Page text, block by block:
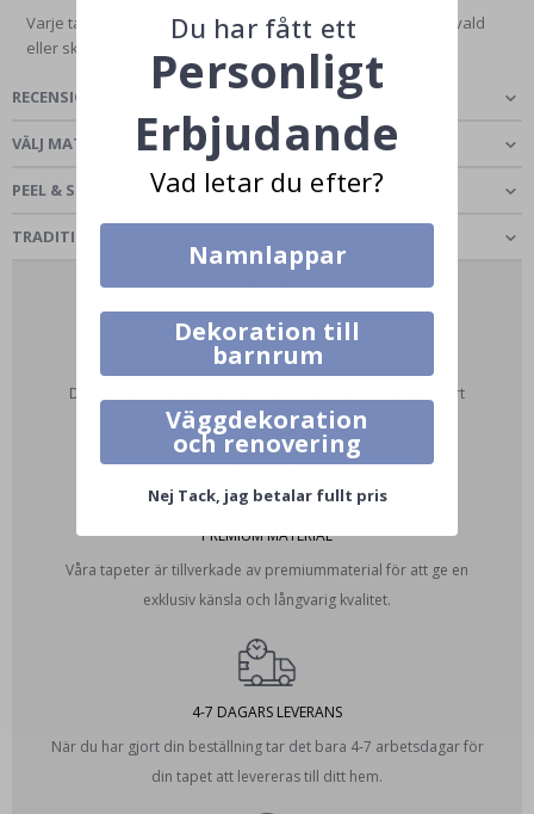
Varje tapetmönster är en konstnärlig skapelse, noggrant utvald
eller skapad av vårt eget...
RECENSIONER
VÄLJ MATERIAL
PEEL & STICK - SJÄLVHÄFTANDE TAPET
TRADITIONAL CLASSIC - TAPET TAPET
SKRÄDDARSYDD
Du kan anpassa dimensionerna på din tapet. Kontakta vårt
redigeringsteam via e-post på designteam@namly.se.
PREMIUM MATERIAL
Våra tapeter är tillverkade av premiummaterial för att ge en
exklusiv känsla och långvarig kvalitet.
4-7 DAGARS LEVERANS
När du har gjort din beställning tar det bara 4-7 arbetsdagar för
din tapet att levereras till ditt hem.
Du har fått ett
Personligt
Erbjudande
Vad letar du efter?
Namnlappar
Dekoration till
barnrum
Väggdekoration
och renovering
Nej Tack, jag betalar fullt pris